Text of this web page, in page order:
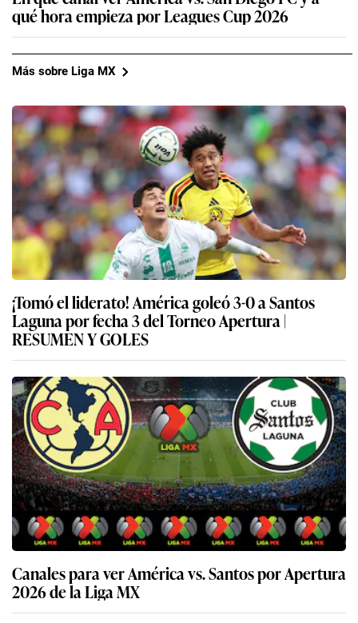
qué hora empieza por Leagues Cup 2026
Más sobre Liga MX
¡Tomó el liderato! América goleó 3-0 a Santos
Laguna por fecha 3 del Torneo Apertura |
RESUMEN Y GOLES
Canales para ver América vs. Santos por Apertura
2026 de la Liga MX